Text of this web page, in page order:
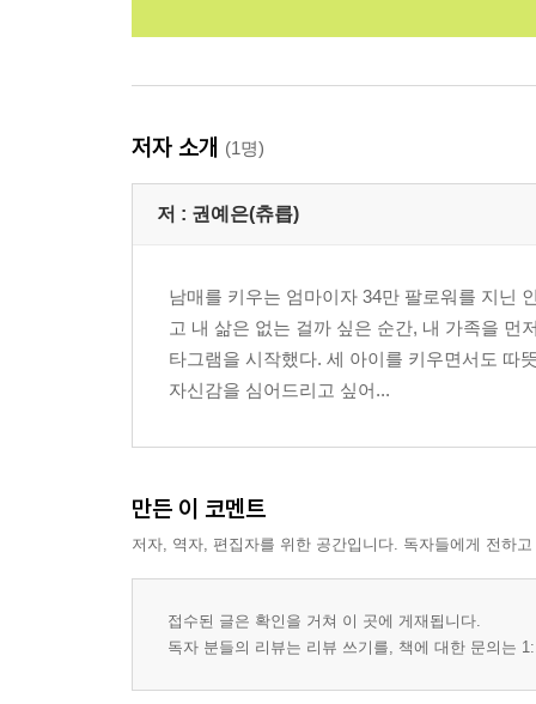
저자 소개 (1명)
저 : 권예은(츄릅)
남매를 키우는 엄마이자 34만 팔로워를 지닌
고 내 삶은 없는 걸까 싶은 순간, 내 가족을 먼
타그램을 시작했다. 세 아이를 키우면서도 따
자신감을 심어드리고 싶어...
만든 이 코멘트
저자, 역자, 편집자를 위한 공간입니다. 독자들에게 전하
접수된 글은 확인을 거쳐 이 곳에 게재됩니다.
독자 분들의 리뷰는 리뷰 쓰기를, 책에 대한 문의는